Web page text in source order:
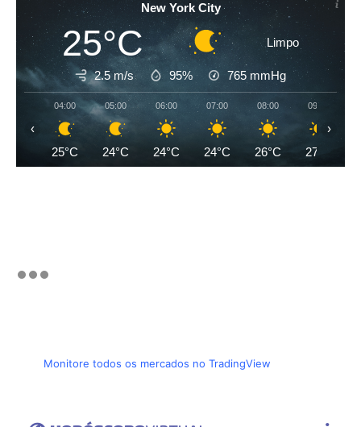
New York City
25°C Limpo
2.5 m/s 95% 765 mmHg
04:00
25°C
05:00
24°C
06:00
24°C
07:00
24°C
08:00
26°C
09:00
27°C
‹ ›
Monitore todos os mercados no TradingView